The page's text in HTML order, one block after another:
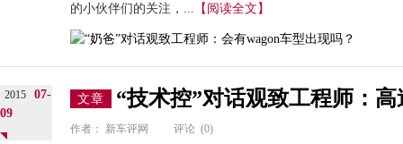
的小伙伴们的关注，... 【阅读全文】
2015
07-
09
文章 “技术控”对话观致工程师：
作者： 新车评网 评论 (0)